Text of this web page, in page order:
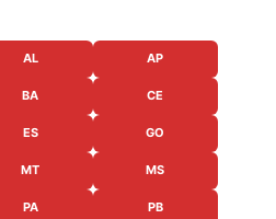
AL AP
BA CE
ES GO
MT MS
PA PB